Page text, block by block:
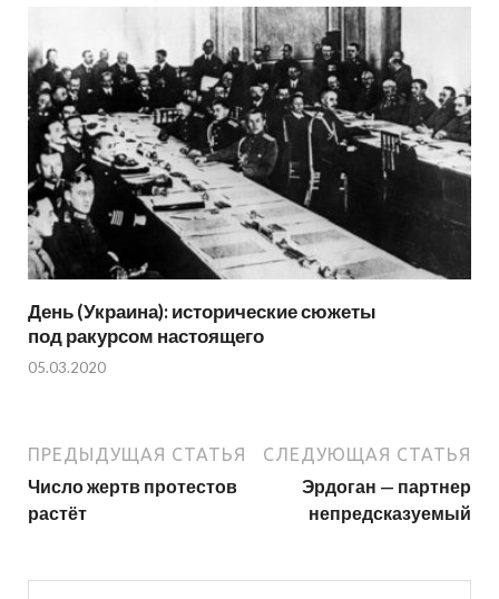
День (Украина): исторические сюжеты
под ракурсом настоящего
05.03.2020
ПРЕДЫДУЩАЯ СТАТЬЯ
Число жертв протестов
растёт
СЛЕДУЮЩАЯ СТАТЬЯ
Эрдоган — партнер
непредсказуемый